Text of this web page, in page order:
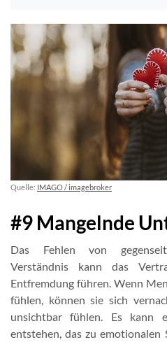
Quelle: IMAGO / imagebroker
#9 Mangelnde
Das Fehlen von
Verständnis kann das
Entfremdung führen. Wenn
fühlen, können sie sich
unsichtbar fühlen. Es kann
entstehen, das zu emotionalen